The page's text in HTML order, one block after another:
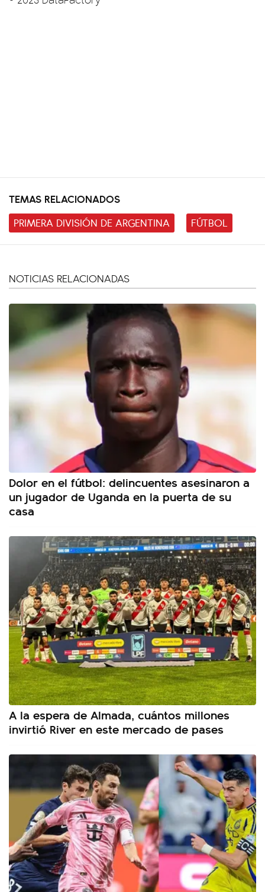
TEMAS RELACIONADOS
PRIMERA DIVISIÓN DE ARGENTINA
FÚTBOL
NOTICIAS RELACIONADAS
Dolor en el fútbol: delincuentes asesinaron a
un jugador de Uganda en la puerta de su
casa
A la espera de Almada, cuántos millones
invirtió River en este mercado de pases